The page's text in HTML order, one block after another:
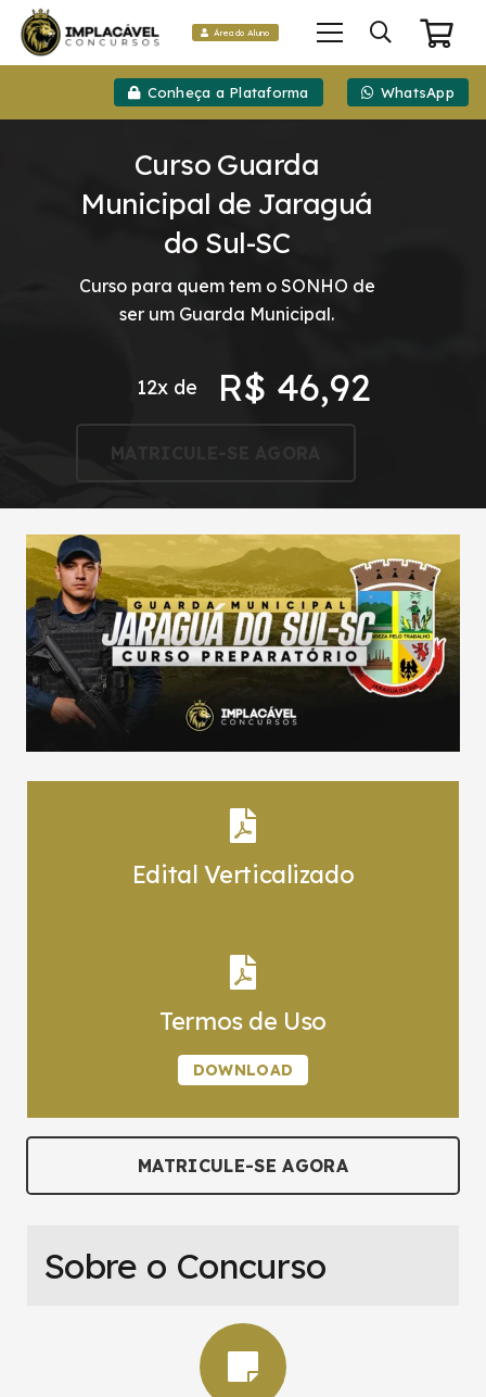
Área do Aluno
Conheça a Plataforma WhatsApp
Curso Guarda
Municipal de Jaraguá
do Sul-SC
Curso para quem tem o SONHO de
ser um Guarda Municipal.
12x de R$ 46,92
MATRICULE-SE AGORA
Edital Verticalizado
Termos de Uso
DOWNLOAD
MATRICULE-SE AGORA
Sobre o Concurso